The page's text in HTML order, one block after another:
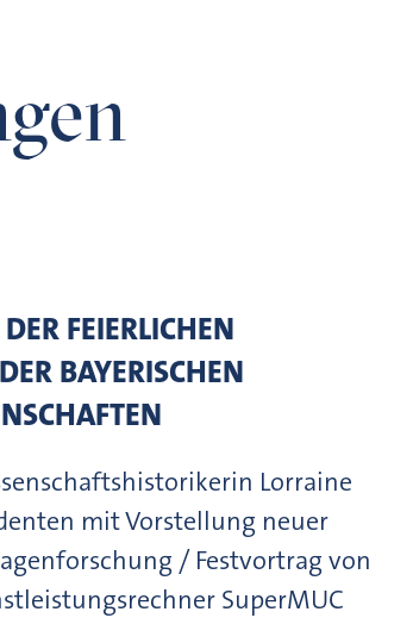
FEIERLICHEN
BAYERISCHEN
Lorraine
mit Vorstellung neuer
/ Festvortrag von
SuperMUC